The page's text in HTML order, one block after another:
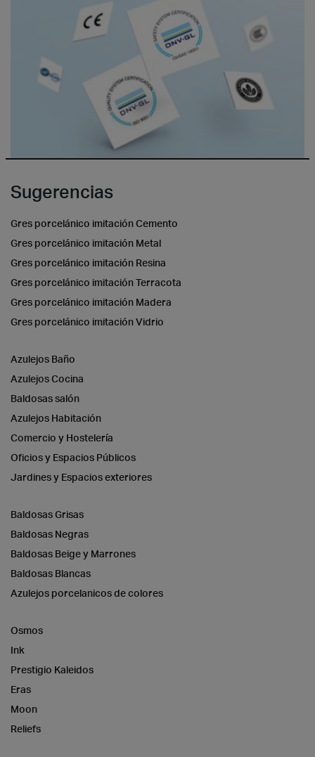
Sugerencias
Gres porcelánico imitación Cemento
Gres porcelánico imitación Metal
Gres porcelánico imitación Resina
Gres porcelánico imitación Terracota
Gres porcelánico imitación Madera
Gres porcelánico imitación Vidrio
Azulejos Baño
Azulejos Cocina
Baldosas salón
Azulejos Habitación
Comercio y Hostelería
Oficios y Espacios Públicos
Jardines y Espacios exteriores
Baldosas Grisas
Baldosas Negras
Baldosas Beige y Marrones
Baldosas Blancas
Azulejos porcelanicos de colores
Osmos
Ink
Prestigio Kaleidos
Eras
Moon
Reliefs